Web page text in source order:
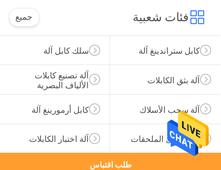
فئات شعبية جميع
سلك كابل آلة كابل ستراندينغ آلة
آلة تصنيع كابلات
الألياف البصرية
آلة بثق الكابلات
كابل أرمورينغ آلة آلة سحب الأسلاك
آلة اختبار الكابلات سلك كابل الملحقات
طلب اقتباس